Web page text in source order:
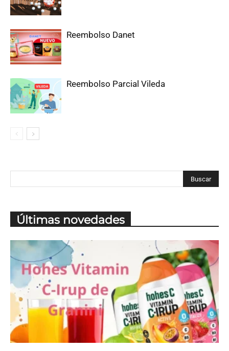
Reembolso Danet
Reembolso Parcial Vileda
Últimas novedades